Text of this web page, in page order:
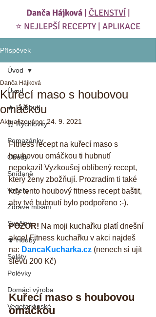
Danča Hájková| ČLENSTVÍ
⭐️ NEJLEPŠÍ RECEPTY APLIKACE
Příspěvek
Úvod
🔥 Hubnutí
⏰ Rychlovky
Pomazánky
Obědy
Snídaně
Večeře
Zdravé mlsání
Svačiny
🍄 Houby
Saláty
Polévky
Domáci výroba
Vegetariánské
Úvod
Kuřecí maso s houbovou
omáčkou
Danča Hájková
Aktualizováno:24. 9. 2021
Fitness recept na kuřecí maso s
houbovou omáčkou ti hubnutí
nepokazí! Vyzkoušej oblíbený recept,
který ženy zbožňují. Prozradím ti také
kdy tento houbový fitness recept baštit,
aby tvé hubnutí bylo podpořeno :-).
POZOR! Na moji kuchařku platí dnešní
akce! Fitness kuchařku v akci najdeš
na: DancaKucharka.cz (nenech si ujít
slevu 200 Kč)
Kuřecí maso s houbovou
omáčkou